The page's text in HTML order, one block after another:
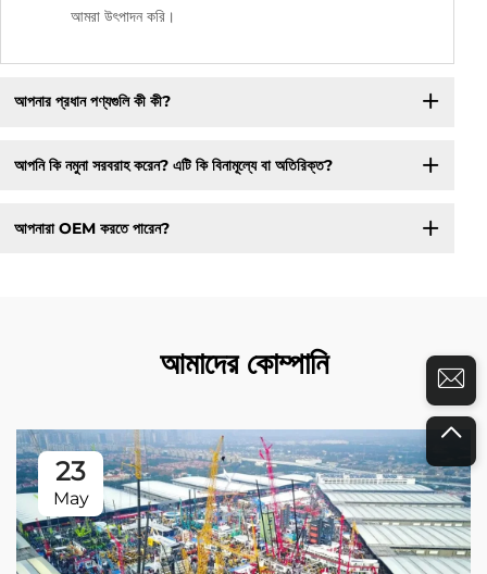
আমরা উৎপাদন করি।
আপনার প্রধান পণ্যগুলি কী কী?
আপনি কি নমুনা সরবরাহ করেন? এটি কি বিনামূল্যে বা অতিরিক্ত?
আপনারা OEM করতে পারেন?
আমাদের কোম্পানি
23
May